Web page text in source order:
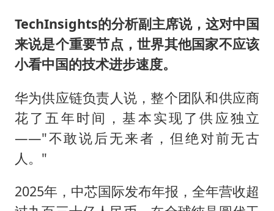
TechInsights的分析副主席说，这对中国
来说是个重要节点，世界其他国家不应该
小看中国的技术进步速度。
华为供应链负责人说，整个团队和供应商
花了五年时间，基本实现了供应独立
——"不敢说后无来者，但绝对前无古
人。"
2025年，中芯国际发布年报，全年营收超